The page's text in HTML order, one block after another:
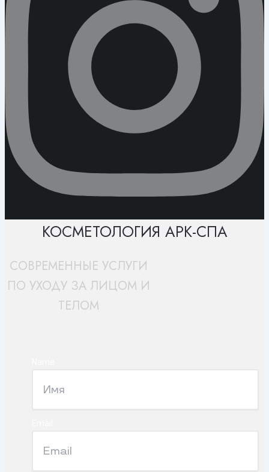
КОСМЕТОЛОГИЯ АРК-СПА
СОВРЕМЕННЫЕ УСЛУГИ
ПО УХОДУ ЗА ЛИЦОМ И
ТЕЛОМ